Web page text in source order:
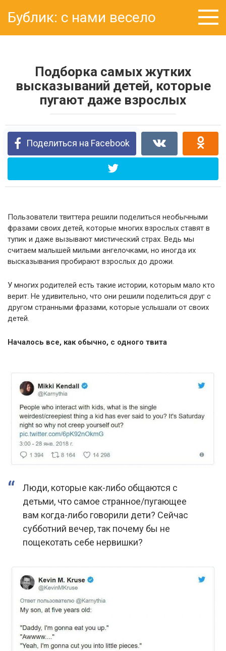
контенту
Бублик: с нами весело
Подборка самых жутких
высказываний детей, которые
пугают даже взрослых
Поделиться на Facebook
Пользователи твиттера решили поделиться необычными
фразами своих детей, которые многих взрослых ставят в
тупик и даже вызывают мистический страх. Ведь мы
считаем малышей милыми ангелочками, но иногда их
высказывания пробирают взрослых до дрожи.
У многих родителей есть такие истории, которым мало кто
верит. Не удивительно, что они решили поделиться друг с
другом странными фразами, которые услышали от своих
детей.
Началось все, как обычно, с одного твита
Люди, которые как-либо общаются с
детьми, что самое странное/пугающее
вам когда-либо говорили дети? Сейчас
субботний вечер, так почему бы не
пощекотать себе нервишки?